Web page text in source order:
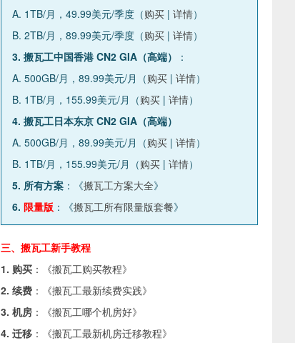
A. 1TB/月，49.99美元/季度（购买 | 详情）
B. 2TB/月，89.99美元/季度（购买 | 详情）
3. 搬瓦工中国香港 CN2 GIA（高端）
：
A. 500GB/月，89.99美元/月（购买 | 详情）
B. 1TB/月，155.99美元/月（购买 | 详情）
4. 搬瓦工日本东京 CN2 GIA（高端）
A. 500GB/月，89.99美元/月（购买 | 详情）
B. 1TB/月，155.99美元/月（购买 | 详情）
5. 所有方案 ：《搬瓦工方案大全》
6. 限量版 ：《搬瓦工所有限量版套餐》
三、搬瓦工新手教程
1. 购买 ：《搬瓦工购买教程》
2. 续费 ：《搬瓦工最新续费实践》
3. 机房 ：《搬瓦工哪个机房好》
4. 迁移 ：《搬瓦工最新机房迁移教程》